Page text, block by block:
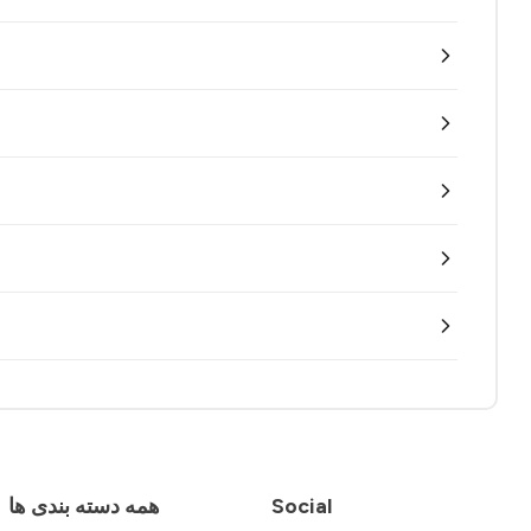
همه دسته بندی ها Social